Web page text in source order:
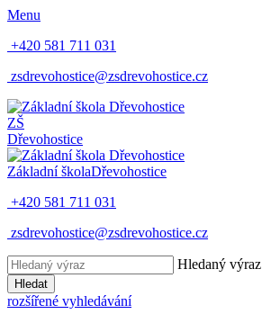
Menu
+420 581 711 031
zsdrevohostice@zsdrevohostice.cz
ZŠ
Dřevohostice
Základní školaDřevohostice
+420 581 711 031
zsdrevohostice@zsdrevohostice.cz
Hledaný výraz
Hledat
rozšířené vyhledávání